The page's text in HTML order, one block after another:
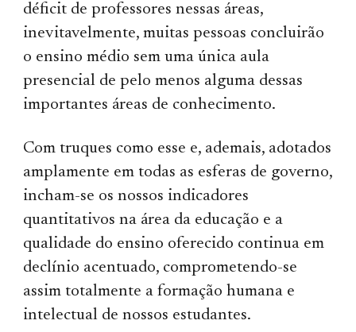
déficit de professores nessas áreas,
inevitavelmente, muitas pessoas concluirão
o ensino médio sem uma única aula
presencial de pelo menos alguma dessas
importantes áreas de conhecimento.
Com truques como esse e, ademais, adotados
amplamente em todas as esferas de governo,
incham-se os nossos indicadores
quantitativos na área da educação e a
qualidade do ensino oferecido continua em
declínio acentuado, comprometendo-se
assim totalmente a formação humana e
intelectual de nossos estudantes.